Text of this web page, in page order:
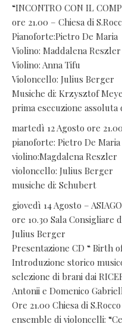
“INCONTRO CON IL
ore 21.00 – Chiesa di
Pianoforte:Pietro De Maria
Violino: Maddalena Reszler
Violino: Anna Tifu
Violoncello: Julius Berger
Musiche di: Krzysztof
prima esecuzione
martedì 12 Agosto ore
pianoforte: Pietro De Maria
violino:Magdalena Reszler
violoncello: Julius Berger
musiche di: Schubert
giovedì 14 Agosto –
ore 10.30 Sala Consigliare
Julius Berger
Presentazione CD “ Birth
Introduzione storico
selezione di brani dai
Antonii e Domenico
Ore 21.00 Chiesa di S.Rocco
ensemble di violoncelli: